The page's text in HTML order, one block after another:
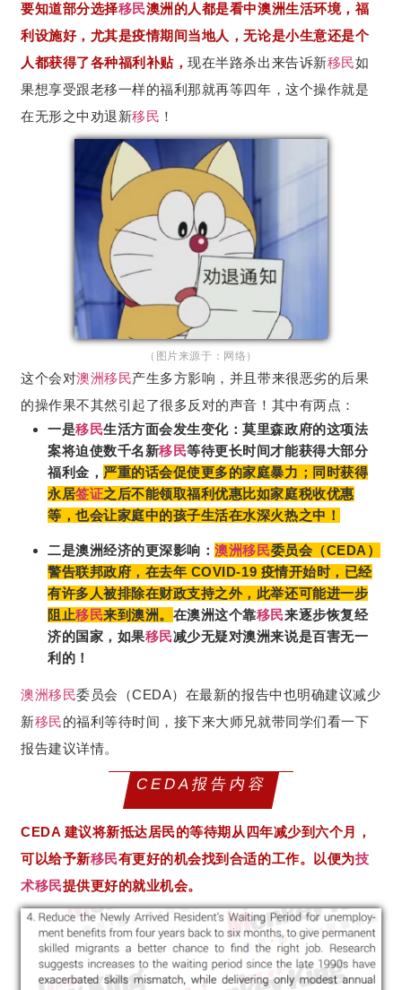
要知道部分选择移民澳洲的人都是看中澳洲生活环境，福
利设施好，尤其是疫情期间当地人，无论是小生意还是个
人都获得了各种福利补贴，现在半路杀出来告诉新移民如
果想享受跟老移一样的福利那就再等四年，这个操作就是
在无形之中劝退新移民 ！
（图片来源于：网络）
这个会对澳洲移民产生多方影响，并且带来很恶劣的后果
的操作果不其然引起了很多反对的声音！其中有两点：
一是移民生活方面会发生变化：莫里森政府的这项法
案将迫使数千名新移民等待更长时间才能获得大部分
福利金， 严重的话会促使更多的家庭暴力；同时获得
永居签证之后不能领取福利优惠比如家庭税收优惠
等，也会让家庭中的孩子生活在水深火热之中！
二是澳洲经济的更深影响：澳洲移民委员会（CEDA）
警告联邦政府，在去年 COVID-19 疫情开始时，已经
有许多人被排除在财政支持之外，此举还可能进一步
阻止移民来到澳洲。 在澳洲这个靠移民来逐步恢复经
济的国家，如果移民减少无疑对澳洲来说是百害无一
利的！
澳洲移民委员会（CEDA）在最新的报告中也明确建议减少
新移民的福利等待时间，接下来大师兄就带同学们看一下
报告建议详情。
CEDA报告内容
CEDA 建议将新抵达居民的等待期从四年减少到六个月，
可以给予新移民有更好的机会找到合适的工作。以便为技
术移民提供更好的就业机会。